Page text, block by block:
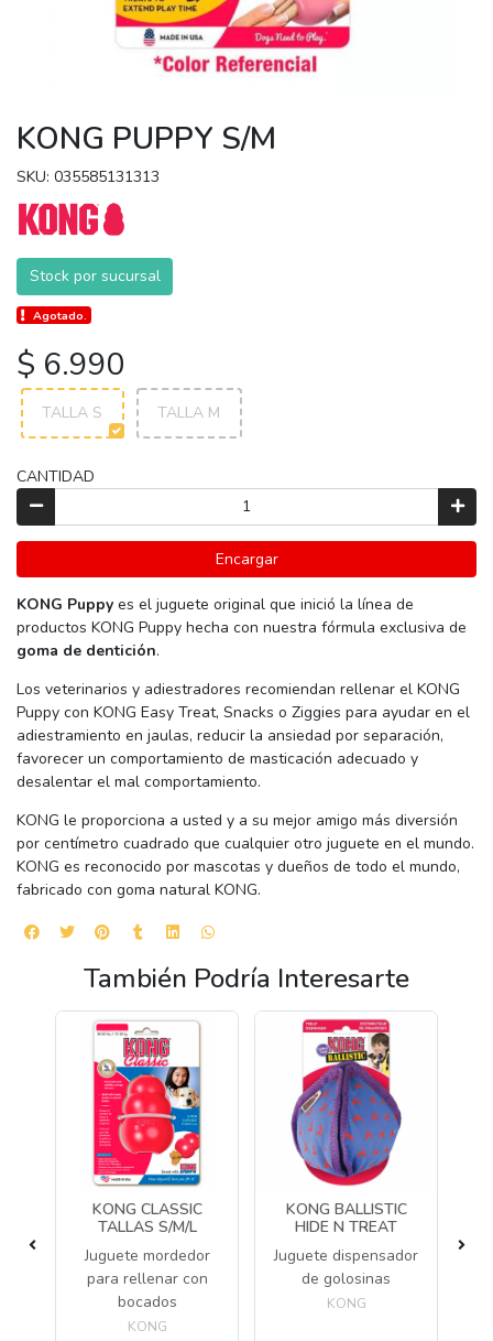
KONG PUPPY S/M
SKU: 035585131313
Stock por sucursal
Agotado.
$ 6.990
TALLA S TALLA M
CANTIDAD
Encargar
KONG Puppy es el juguete original que inició la línea de
productos KONG Puppy hecha con nuestra fórmula exclusiva de
goma de dentición.
Los veterinarios y adiestradores recomiendan rellenar el KONG
Puppy con KONG Easy Treat, Snacks o Ziggies para ayudar en el
adiestramiento en jaulas, reducir la ansiedad por separación,
favorecer un comportamiento de masticación adecuado y
desalentar el mal comportamiento.
KONG le proporciona a usted y a su mejor amigo más diversión
por centímetro cuadrado que cualquier otro juguete en el mundo.
KONG es reconocido por mascotas y dueños de todo el mundo,
fabricado con goma natural KONG.
También Podría Interesarte
KONG CLASSIC
TALLAS S/M/L
Juguete mordedor
para rellenar con
bocados
KONG
KONG BALLISTIC
HIDE N TREAT
Juguete dispensador
de golosinas
KONG